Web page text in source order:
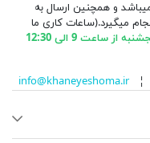
و همچنین ارسال به
میگیرد.(ساعات کاری ما
از ساعت 9 الی 12:30
info@khaneyeshoma.ir¦